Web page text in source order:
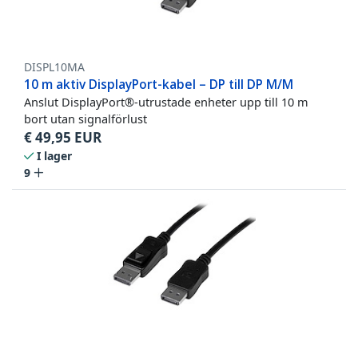
DISPL10MA
10 m aktiv DisplayPort-kabel – DP till DP M/M
Anslut DisplayPort®-utrustade enheter upp till 10 m
bort utan signalförlust
€49,95 EUR
I lager
9